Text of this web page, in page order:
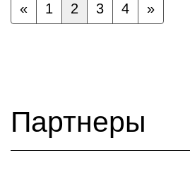
« 1 2 3 4 »
Партнеры